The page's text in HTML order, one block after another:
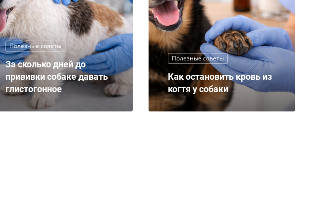
Полезные советы
За сколько дней до
прививки собаке давать
глистогонное
Полезные советы
Как остановить кровь из
когтя у собаки